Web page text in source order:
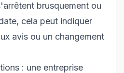
brusquement ou
cela peut indiquer
avis ou un changement
: une entreprise